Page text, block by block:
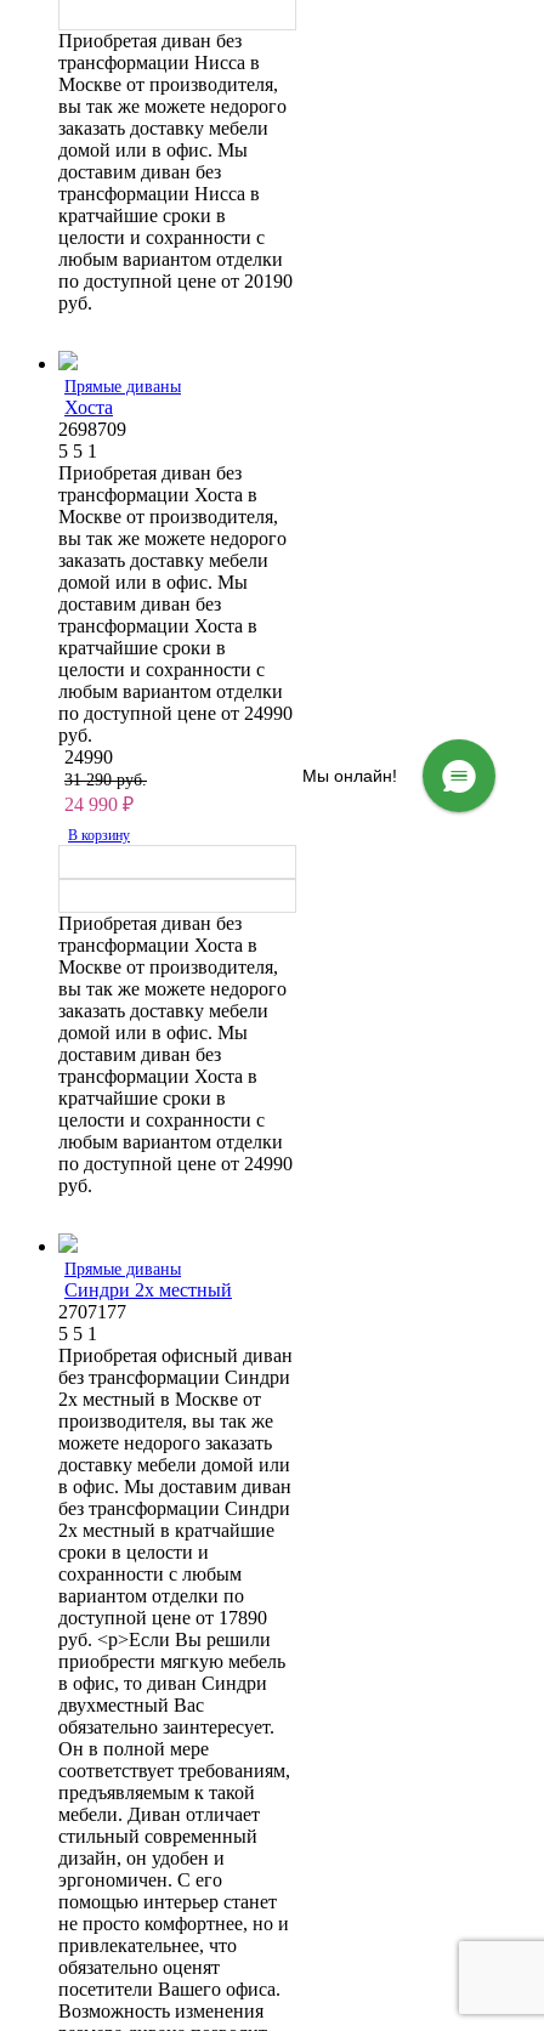
Приобретая диван без
трансформации Нисса в
Москве от производителя,
вы так же можете недорого
заказать доставку мебели
домой или в офис. Мы
доставим диван без
трансформации Нисса в
кратчайшие сроки в
целости и сохранности с
любым вариантом отделки
по доступной цене от 20190
руб.
Прямые диваны
Хоста
2698709
5 5 1
Приобретая диван без
трансформации Хоста в
Москве от производителя,
вы так же можете недорого
заказать доставку мебели
домой или в офис. Мы
доставим диван без
трансформации Хоста в
кратчайшие сроки в
целости и сохранности с
любым вариантом отделки
по доступной цене от 24990
руб.
24990
31 290 руб.
24 990 ₽
В корзину
Приобретая диван без
трансформации Хоста в
Москве от производителя,
вы так же можете недорого
заказать доставку мебели
домой или в офис. Мы
доставим диван без
трансформации Хоста в
кратчайшие сроки в
целости и сохранности с
любым вариантом отделки
по доступной цене от 24990
руб.
Прямые диваны
Синдри 2х местный
2707177
5 5 1
Приобретая офисный диван
без трансформации Синдри
2х местный в Москве от
производителя, вы так же
можете недорого заказать
доставку мебели домой или
в офис. Мы доставим диван
без трансформации Синдри
2х местный в кратчайшие
сроки в целости и
сохранности с любым
вариантом отделки по
доступной цене от 17890
руб. <p>Если Вы решили
приобрести мягкую мебель
в офис, то диван Синдри
двухместный Вас
обязательно заинтересует.
Он в полной мере
соответствует требованиям,
предъявляемым к такой
мебели. Диван отличает
стильный современный
дизайн, он удобен и
эргономичен. С его
помощью интерьер станет
не просто комфортнее, но и
привлекательнее, что
обязательно оценят
посетители Вашего офиса.
Возможность изменения
Мы онлайн!